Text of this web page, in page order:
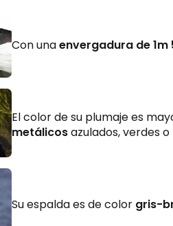
Con unaenvergadura de 1m
El color de su plumaje es
metálicosazulados, verdes
Su espalda es de color gris-